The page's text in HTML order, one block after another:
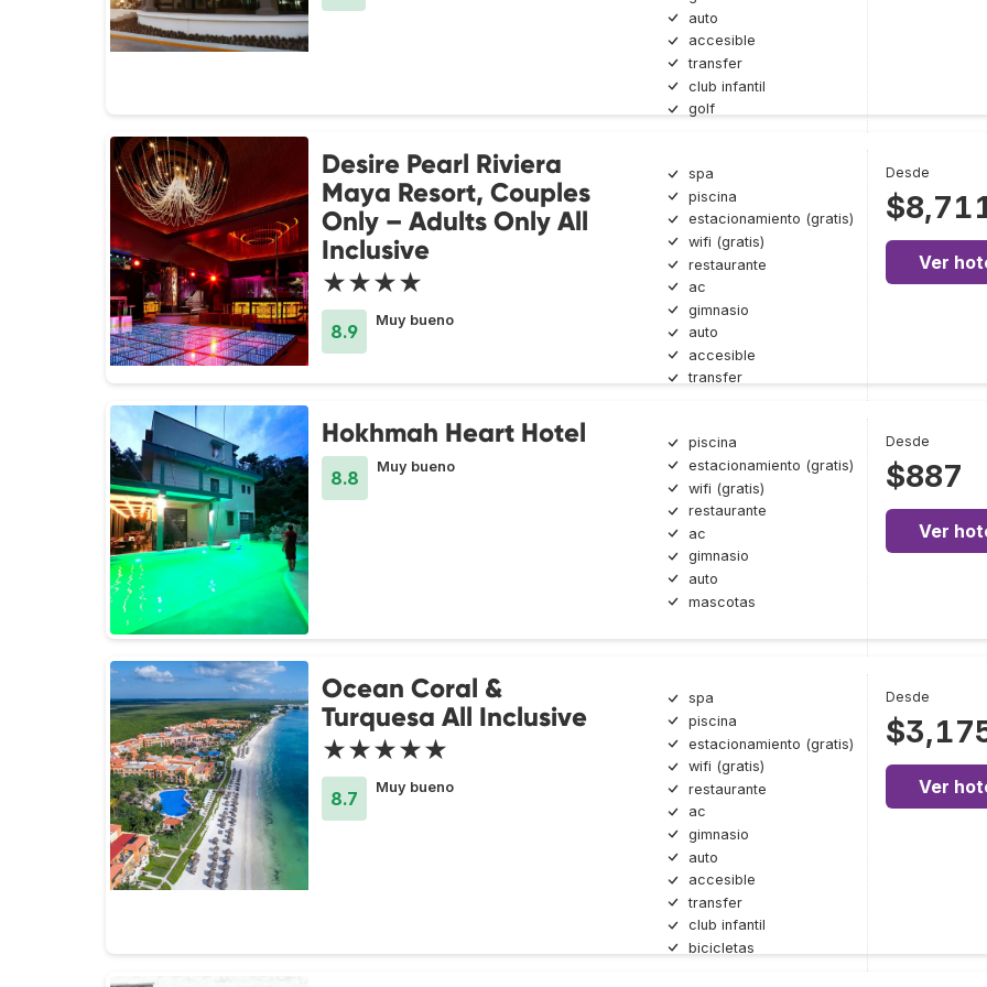
auto
accesible
transfer
club infantil
golf
Desire Pearl Riviera
Maya Resort, Couples
Only – Adults Only All
Inclusive
★★★★
8.9
Muy bueno
spa
piscina
estacionamiento (gratis)
wifi (gratis)
restaurante
ac
gimnasio
auto
accesible
transfer
Desde
Ver
Hokhmah Heart Hotel
8.8
Muy bueno
piscina
estacionamiento (gratis)
wifi (gratis)
restaurante
ac
gimnasio
auto
mascotas
Desde
$887
Ver
Ocean Coral &
Turquesa All Inclusive
★★★★★
8.7
Muy bueno
spa
piscina
estacionamiento (gratis)
wifi (gratis)
restaurante
ac
gimnasio
auto
accesible
transfer
club infantil
bicicletas
Desde
Ver